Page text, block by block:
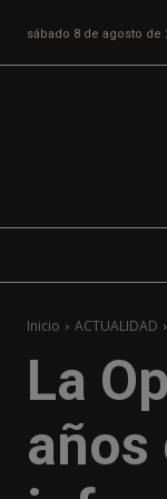
sábado 8 de agosto de
Inicio ACTUALIDAD
La
años